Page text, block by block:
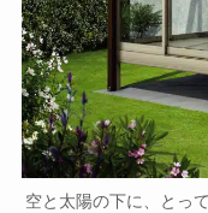
空と太陽の下に、とっ